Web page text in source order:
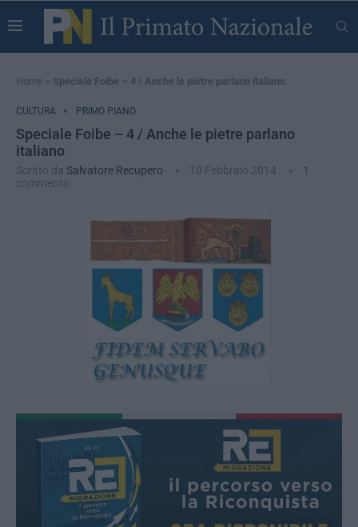
Home » Speciale Foibe – 4 / Anche le pietre parlano italiano
CULTURA PRIMO PIANO
Speciale Foibe – 4 / Anche le pietre parlano
italiano
Scritto da Salvatore Recupero 10 Febbraio 2014
1
commento